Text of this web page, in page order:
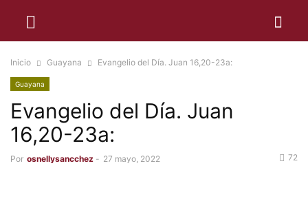
Inicio Guayana Evangelio del Día. Juan 16,20-23a:
Guayana
Evangelio del Día. Juan
16,20-23a:
Por osnellysancchez - 27 mayo, 2022 72